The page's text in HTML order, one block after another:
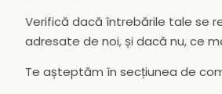
Verifică dacă întrebările tale se
adresate de noi, și dacă nu, ce
Te așteptăm în secțiunea de